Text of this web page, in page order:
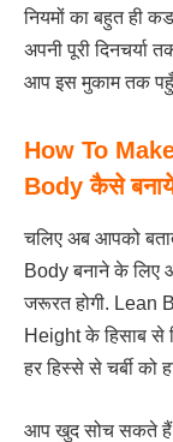
नियमों का बहुत ही
अपनी पूरी दिनचर्या
आप इस मुकाम तक
How To
Body कैसे
चलिए अब आपको
Body बनाने के लिए
जरूरत होगी. Lean
Height के हिसाब से
हर हिस्से से चर्बी को
आप खुद सोच सकते हैं